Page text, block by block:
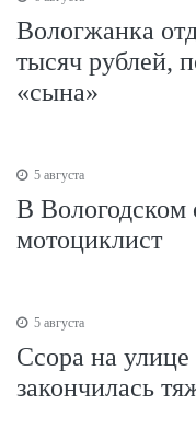
Вологжанка
тысяч рублей,
«сына»
5 августа
В Вологодском
мотоциклист
5 августа
Ссора на
закончилась